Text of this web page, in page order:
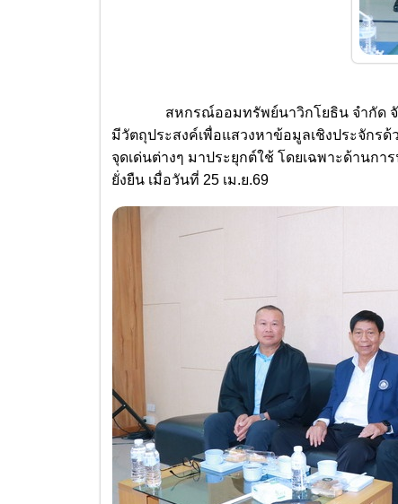
สหกรณ์ออมทรัพย์นาวิกโยธิน จำกัด จัดทำ
มีวัตถุประสงค์เพื่อแสวงหาข้อมูลเชิงประจัก
จุดเด่นต่างๆ มาประยุกต์ใช้ โดยเฉพาะด้านก
ยั่งยืน เมื่อวันที่ 25 เม.ย.69